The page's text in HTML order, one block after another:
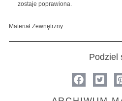
zostaje poprawiona.
Materiał Zewnętrzny
Podziel